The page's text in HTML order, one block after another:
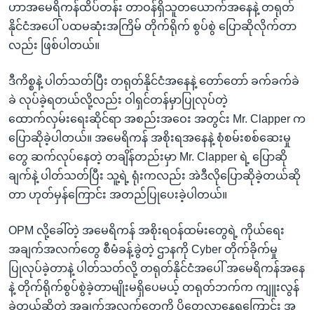
ဟာအမေရိကန်ထိပ်တန်း တာဝန်ရှိသူတယောက်အနေနဲ့ တရုတ်
နိုင်ငံအပေါ် ပထမဆုံးအကြိမ် တိုက်ရိုက် စွပ်စွဲ ပြောဆိုလိုက်တာ
လည်း ဖြစ်ပါတယ်။
ဒီကိစ္စနဲ့ ပါတ်သတ်ပြီး တရုတ်နိုင်ငံအနေနဲ့ တော်တော် ခက်ခက်ခဲ
ခဲ လုပ်ခဲ့ရတယ်လို့လည်း ဝါရှင်တန်မှာပြုလုပ်တဲ့
ထောက်လှမ်းရေးဆိုင်ရာ အစည်းအဝေး အတွင်း Mr. Clapper က
ပြောဆိုခဲ့ပါတယ်။ အမေရိကန် အစိုးရအနေနဲ့ စုံစမ်းစစ်ဆေးမှု
တွေ ဆက်လုပ်နေတဲ့ တချိန်တည်းမှာ Mr. Clapper ရဲ့ ပြောဆို
ချက်နဲ့ ပါတ်သတ်ပြီး သူ့ရဲ့ ရုံးကလည်း အဲဒီလိုပြောဆိုခဲ့တယ်ဆို
တာ ဟုတ်မှန်ကြောင်း အတည်ပြုပေးခဲ့ပါတယ်။
OPM လို့ခေါ်တဲ့ အမေရိကန် အစိုးရဝန်ထမ်းတွေရဲ့ ကိုယ်ရေး
အချက်အလက်တွေ စီမံခန့်ခွဲတဲ့ ဌာနကို Cyber တိုက်ခိုက်မှု
ပြုလုပ်ခဲ့တာနဲ့ ပါတ်သတ်လို့ တရုတ်နိုင်ငံအပေါ် အမေရိကန်အနေ
နဲ့ တိုက်ရိုက်စွပ်စွဲခဲ့တာမျိုးမရှိပေမယ့် တရုတ်ဘက်က ကျူးလွန်
ခဲ့တယ်ဆိုတဲ့ အချက်အလက်တွေကို ပိုတွေ့လာနေရကြောင်း အ